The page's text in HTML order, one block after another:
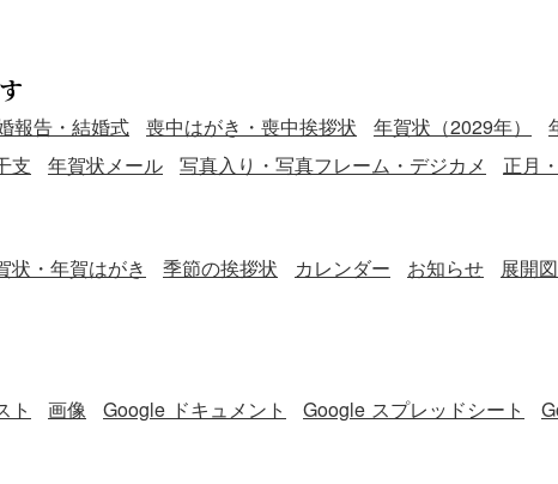
報告・結婚式 喪中はがき・喪中挨拶状 年賀状（2029年）
支 年賀状メール 写真入り・写真フレーム・デジカメ 正月
状・年賀はがき 季節の挨拶状 カレンダー お知らせ
展開
ト 画像 Google ドキュメント Google スプレッドシート